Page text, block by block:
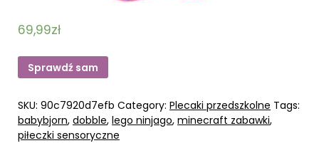
69,99zł
Sprawdź sam
SKU: 90c7920d7efb Category: Plecaki przedszkolne Tags:
babybjorn, dobble, lego ninjago, minecraft zabawki,
piłeczki sensoryczne